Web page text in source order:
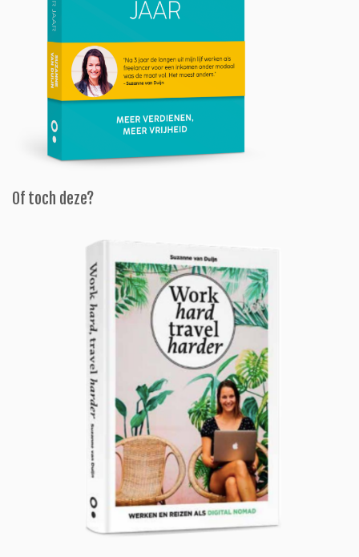
Of toch deze?